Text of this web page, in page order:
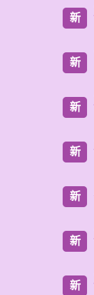
新
新
新
新
新
新
新